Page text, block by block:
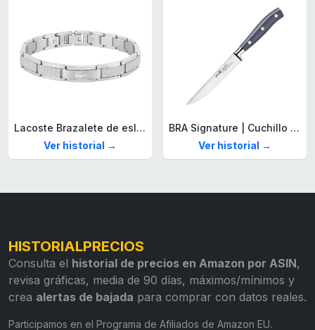
Lacoste Brazalete de eslabón para Hombre Colección STENCIL de Acero inoxidable
Ver historial →
BRA Signature | Cuchillo tomatero 120 mm, Acero Inoxidable alemán forjado con Molibdeno Vanadio, Mango Remachado ABS, Diseño Ergonómico, Hoja 1,6 mm espesor
Ver historial →
HISTORIALPRECIOS
Consulta el historial de precios en Amazon por ASIN,
revisa gráficas, media de 90 días, máximos/mínimos y
crea alertas de bajada para comprar con datos reales.
Participamos en el Programa de Afiliados de Amazon EU.